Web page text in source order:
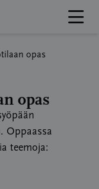
opas
opas
Oppaassa
teemoja: